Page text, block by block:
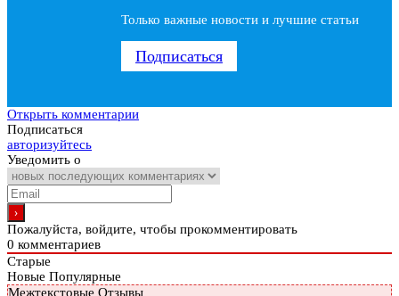
Только важные новости и лучшие статьи
Подписаться
Открыть комментарии
Подписаться
авторизуйтесь
Уведомить о
Пожалуйста, войдите, чтобы прокомментировать
0 комментариев
Старые
Новые Популярные
Межтекстовые Отзывы